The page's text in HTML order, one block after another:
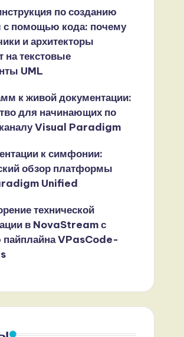
по созданию
с помощью кода: почему
и архитекторы
на текстовые
UML
к живой документации:
для начинающих по
Visual Paradigm
к симфонии:
обзор платформы
Unified
технической
в NovaStream с
VPasCode-